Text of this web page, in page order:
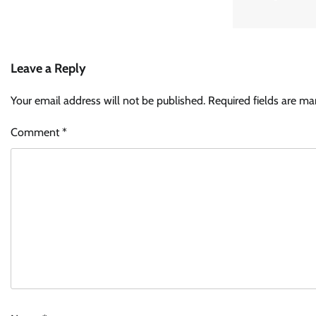
Leave a Reply
Your email address will not be published. Required fields are
Comment*